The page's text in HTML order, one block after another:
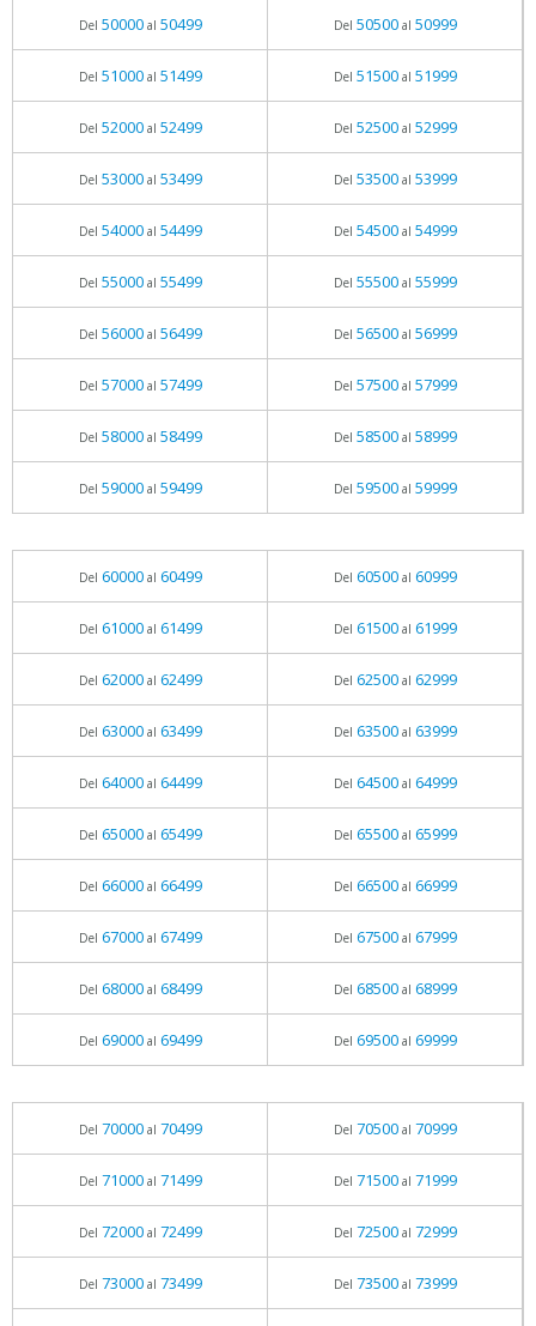
Del 50000al 50499 Del 50500al 50999
Del 51000al 51499 Del 51500al 51999
Del 52000al 52499 Del 52500al 52999
Del 53000al 53499 Del 53500al 53999
Del 54000al 54499 Del 54500al 54999
Del 55000al 55499 Del 55500al 55999
Del 56000al 56499 Del 56500al 56999
Del 57000al 57499 Del 57500al 57999
Del 58000al 58499 Del 58500al 58999
Del 59000al 59499 Del 59500al 59999
Del 60000al 60499 Del 60500al 60999
Del 61000al 61499 Del 61500al 61999
Del 62000al 62499 Del 62500al 62999
Del 63000al 63499 Del 63500al 63999
Del 64000al 64499 Del 64500al 64999
Del 65000al 65499 Del 65500al 65999
Del 66000al 66499 Del 66500al 66999
Del 67000al 67499 Del 67500al 67999
Del 68000al 68499 Del 68500al 68999
Del 69000al 69499 Del 69500al 69999
Del 70000al 70499 Del 70500al 70999
Del 71000al 71499 Del 71500al 71999
Del 72000al 72499 Del 72500al 72999
Del 73000al 73499 Del 73500al 73999